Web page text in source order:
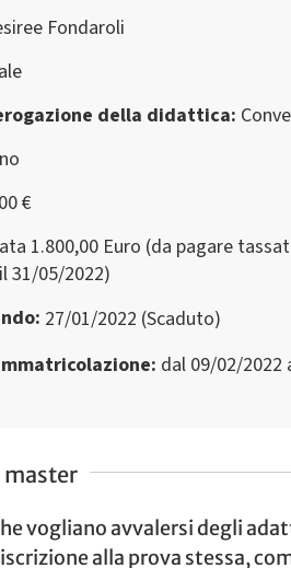
Fondaroli
della didattica
€
1.800,00 Euro (da pagare
31/05/2022)
27/01/2022 (Scaduto)
dal 09/02/2022
master
vogliano avvalersi degli
alla prova stessa,